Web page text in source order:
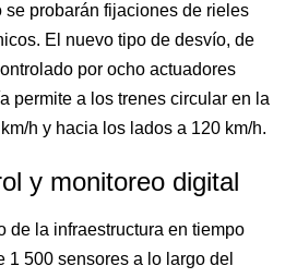
probarán fijaciones de rieles
El nuevo tipo de desvío, de
por ocho actuadores
permite a los trenes circular en la
h y hacia los lados a 120 km/h.
y monitoreo digital
de la infraestructura en tiempo
1 500 sensores a lo largo del